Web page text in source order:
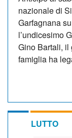
nazionale di
Garfagnana
l’undicesimo
Gino Bartali, il
famiglia ha
LUTTO